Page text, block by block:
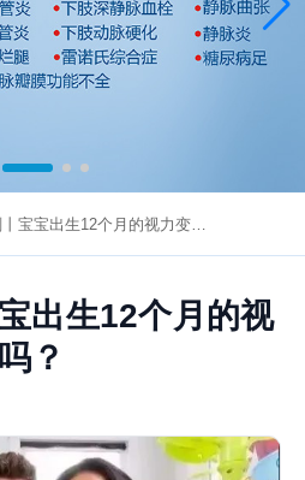
出生12个月的视
？